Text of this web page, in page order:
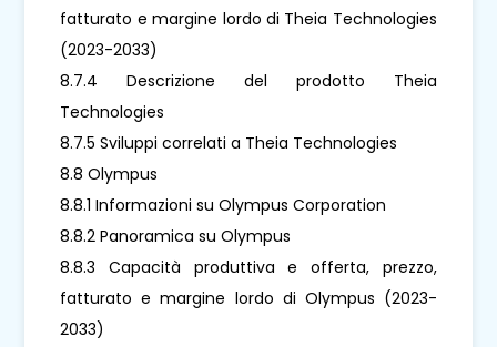
fatturato e margine lordo di Theia Technologies
(2023-2033)
8.7.4 Descrizione del prodotto Theia
Technologies
8.7.5 Sviluppi correlati a Theia Technologies
8.8 Olympus
8.8.1 Informazioni su Olympus Corporation
8.8.2 Panoramica su Olympus
8.8.3 Capacità produttiva e offerta, prezzo,
fatturato e margine lordo di Olympus (2023-
2033)